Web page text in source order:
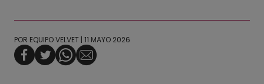
POR EQUIPO VELVET | 11 MAYO 2026